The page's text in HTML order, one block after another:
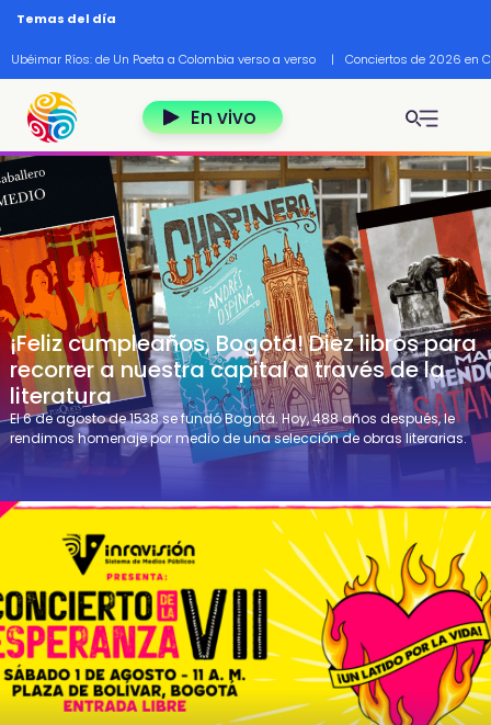
Pasar al contenido principal
Temas del día
Ubéimar Ríos: de Un Poeta a Colombia verso a verso | Conciertos de 2026 en
En vivo
¡Feliz cumpleaños, Bogotá! Diez libros para
recorrer a nuestra capital a través de la
literatura
El 6 de agosto de 1538 se fundó Bogotá. Hoy, 488 años después, le
rendimos homenaje por medio de una selección de obras literarias.